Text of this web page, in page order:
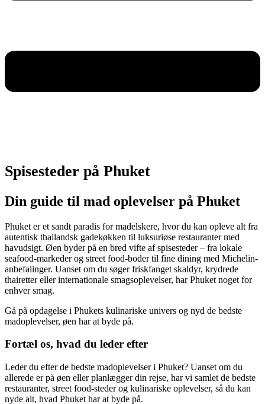
Spisesteder på Phuket
Din guide til mad oplevelser på Phuket
Phuket er et sandt paradis for madelskere, hvor du kan opleve alt fra
autentisk thailandsk gadekøkken til luksuriøse restauranter med
havudsigt. Øen byder på en bred vifte af spisesteder – fra lokale
seafood-markeder og street food-boder til fine dining med Michelin-
anbefalinger. Uanset om du søger friskfanget skaldyr, krydrede
thairetter eller internationale smagsoplevelser, har Phuket noget for
enhver smag.
Gå på opdagelse i Phukets kulinariske univers og nyd de bedste
madoplevelser, øen har at byde på.
Fortæl os, hvad du leder efter
Leder du efter de bedste madoplevelser i Phuket? Uanset om du
allerede er på øen eller planlægger din rejse, har vi samlet de bedste
restauranter, street food-steder og kulinariske oplevelser, så du kan
nyde alt, hvad Phuket har at byde på.